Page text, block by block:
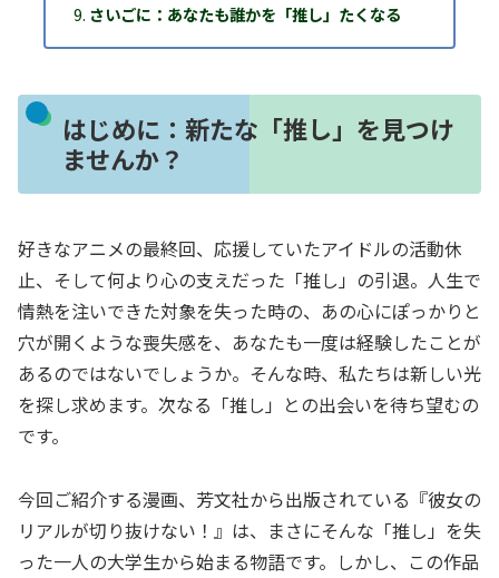
さいごに：あなたも誰かを「推し」たくなる
はじめに：新たな「推し」を見つけ
ませんか？
好きなアニメの最終回、応援していたアイドルの活動休
止、そして何より心の支えだった「推し」の引退。人生で
情熱を注いできた対象を失った時の、あの心にぽっかりと
穴が開くような喪失感を、あなたも一度は経験したことが
あるのではないでしょうか。そんな時、私たちは新しい光
を探し求めます。次なる「推し」との出会いを待ち望むの
です。
今回ご紹介する漫画、芳文社から出版されている『彼女の
リアルが切り抜けない！』は、まさにそんな「推し」を失
った一人の大学生から始まる物語です。しかし、この作品